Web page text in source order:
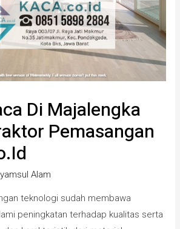
Di Majalengka
Pemasangan
Alam
teknologi sudah membawa
peningkatan terhadap kualitas serta